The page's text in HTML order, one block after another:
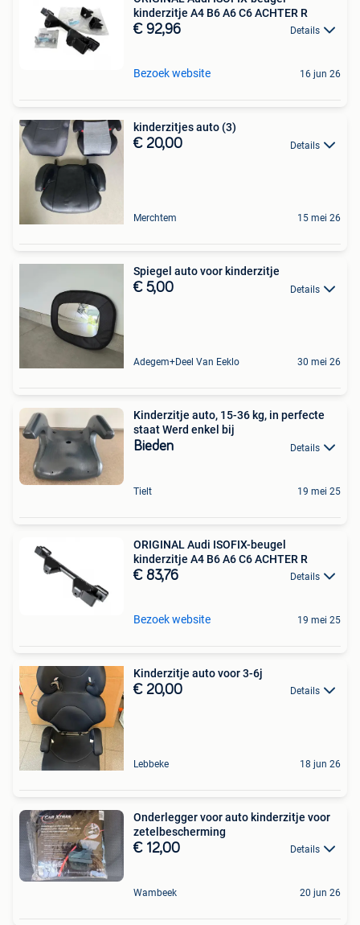
kinderzitje A4 B6 A6 C6 ACHTER R
€ 92,96 Details
Bezoek website 16 jun 26
kinderzitjes auto (3)
€ 20,00 Details
Merchtem 15 mei 26
Spiegel auto voor kinderzitje
€ 5,00 Details
Adegem+Deel Van Eeklo 30 mei 26
Kinderzitje auto, 15-36 kg, in perfecte
staat Werd enkel bij
Bieden Details
Tielt 19 mei 25
ORIGINAL Audi ISOFIX-beugel
kinderzitje A4 B6 A6 C6 ACHTER R
€ 83,76 Details
Bezoek website 19 mei 25
Kinderzitje auto voor 3-6j
€ 20,00 Details
Lebbeke 18 jun 26
Onderlegger voor auto kinderzitje voor
zetelbescherming
€ 12,00 Details
Wambeek 20 jun 26